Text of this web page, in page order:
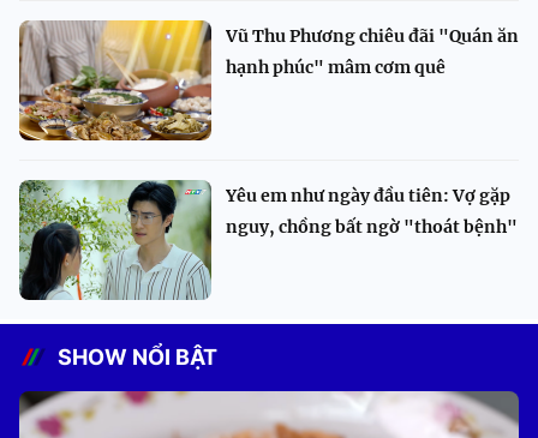
Vũ Thu Phương chiêu đãi "Quán ăn
hạnh phúc" mâm cơm quê
Yêu em như ngày đầu tiên: Vợ gặp
nguy, chồng bất ngờ "thoát bệnh"
SHOW NỔI BẬT